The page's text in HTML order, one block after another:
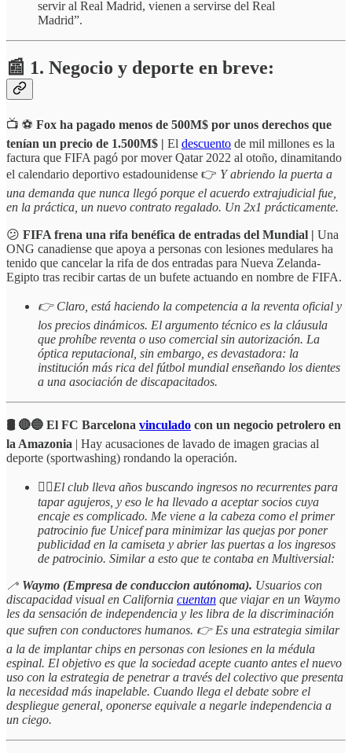
servir al Real Madrid, vienen a servirse del Real
Madrid”.
📰 1. Negocio y deporte en breve:
📺 ⚽️ Fox ha pagado menos de 500M$ por unos derechos que
tenían un precio de 1.500M$ | El descuento de mil millones es la
factura que FIFA pagó por mover Qatar 2022 al otoño, dinamitando
el calendario deportivo estadounidense 👉 Y abriendo la puerta a
una demanda que nunca llegó porque el acuerdo extrajudicial fue,
en la práctica, un nuevo contrato regalado. Un 2x1 prácticamente.
😕 FIFA frena una rifa benéfica de entradas del Mundial | Una
ONG canadiense que apoya a personas con lesiones medulares ha
tenido que cancelar la rifa de dos entradas para Nueva Zelanda-
Egipto tras recibir cartas de un bufete actuando en nombre de FIFA.
👉 Claro, está haciendo la competencia a la reventa oficial y
los precios dinámicos. El argumento técnico es la cláusula
que prohíbe reventa o uso comercial sin autorización. La
óptica reputacional, sin embargo, es devastadora: la
institución más rica del fútbol mundial enseñando los dientes
a una asociación de discapacitados.
🛢️ 🔴🔵 El FC Barcelona vinculado con un negocio petrolero en
la Amazonia | Hay acusaciones de lavado de imagen gracias al
deporte (sportwashing) rondando la operación.
☝🏻El club lleva años buscando ingresos no recurrentes para
tapar agujeros, y eso le ha llevado a aceptar socios cuya
encaje es complicado. Me viene a la cabeza como el primer
patrocinio fue Unicef para minimizar las quejas por poner
publicidad en la camiseta y abrier las puertas a los ingresos
de patrocinio. Similar a esto que te contaba en Multiversial:
🦯 Waymo (Empresa de conduccion autónoma). Usuarios con
discapacidad visual en California cuentan que viajar en un Waymo
les da sensación de independencia y les libra de la discriminación
que sufren con conductores humanos. 👉 Es una estrategia similar
a la de implantar chips en personas con lesiones en la médula
espinal. El objetivo es que la sociedad acepte cuanto antes el nuevo
uso con la estrategia de penetrar a través del colectivo que presenta
la necesidad más inapelable. Cuando llega el debate sobre el
despliegue general, oponerse equivale a negarle independencia a
un ciego.